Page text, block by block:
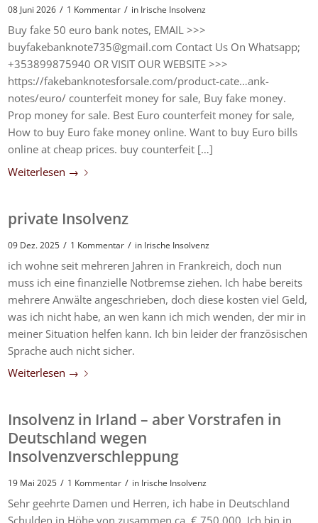
08 Juni 2026 / 1 Kommentar / in Irische Insolvenz
Buy fake 50 euro bank notes, EMAIL >>>
buyfakebanknote735@gmail.com Contact Us On Whatsapp;
+353899875940 OR VISIT OUR WEBSITE >>>
https://fakebanknotesforsale.com/product-cate…ank-
notes/euro/ counterfeit money for sale, Buy fake money.
Prop money for sale. Best Euro counterfeit money for sale,
How to buy Euro fake money online. Want to buy Euro bills
online at cheap prices. buy counterfeit […]
Weiterlesen →
private Insolvenz
09 Dez. 2025 / 1 Kommentar / in Irische Insolvenz
ich wohne seit mehreren Jahren in Frankreich, doch nun
muss ich eine finanzielle Notbremse ziehen. Ich habe bereits
mehrere Anwälte angeschrieben, doch diese kosten viel Geld,
was ich nicht habe, an wen kann ich mich wenden, der mir in
meiner Situation helfen kann. Ich bin leider der französischen
Sprache auch nicht sicher.
Weiterlesen →
Insolvenz in Irland – aber Vorstrafen in
Deutschland wegen
Insolvenzverschleppung
19 Mai 2025 / 1 Kommentar / in Irische Insolvenz
Sehr geehrte Damen und Herren, ich habe in Deutschland